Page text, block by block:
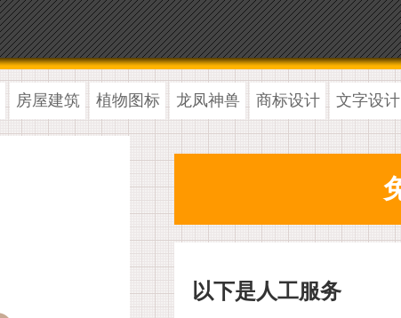
房屋建筑 植物图标 龙凤神兽 商标设计 文字设计
以下是人工服务